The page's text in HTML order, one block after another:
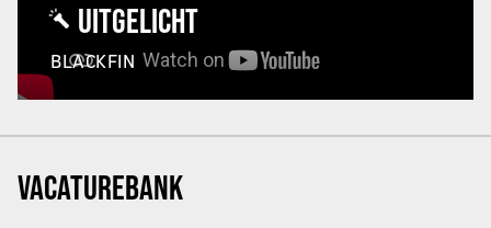
UITGELICHT
BLACKFIN
VACATUREBANK